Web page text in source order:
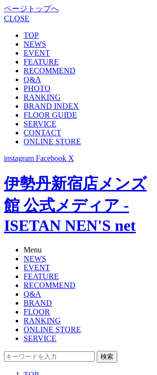
ページトップへ
CLOSE
TOP
NEWS
EVENT
FEATURE
RECOMMEND
Q&A
PHOTO
RANKING
BRAND INDEX
FLOOR GUIDE
SERVICE
CONTACT
ONLINE STORE
instagram Facebook X
伊勢丹新宿店メンズ
館 公式メディア -
ISETAN NEN'S net
Menu
NEWS
EVENT
FEATURE
RECOMMEND
Q&A
BRAND
FLOOR
RANKING
ONLINE STORE
SERVICE
検索